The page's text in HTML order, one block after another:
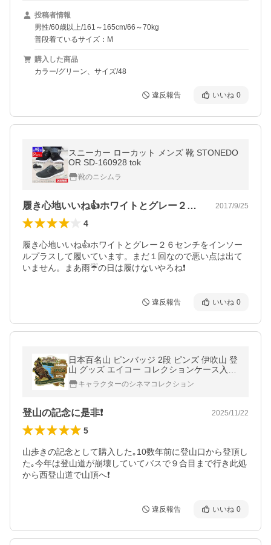
投稿者情報
男性/60歳以上/161～165cm/66～70kg
普段着ているサイズ：M
購入した商品
カラー/グリーン、サイズ/48
違反報告 いいね 0
スニーカー ローカット メンズ 靴 STONEDO
OR SD-160928 tok
靴のニシムラ
履き心地いいね👍ホワイトとグレー２６セ… 2017/9/25
4
履き心地いいね👍ホワイトとグレー２６センチをインソー
ルプラスして履いています。まだ１回なので悪い点は出て
いません。まあ雨☔の日は履けないやろね❗
違反報告 いいね 0
日本百名山 ピンバッジ 2段 ピンズ 伊吹山 登
山 グッズ エイコー コレクションケース入り
トレッキング プレゼント 男の子 女の子 バレ
ンタ 爆買
キャラクターのシネマコレクション
登山の記念に是非❗️ 2025/11/22
5
山歩きの記念として購入した｡10数年前に登山口から登頂し
た｡今年は登山道が崩壊していてバスで９合目まで行き此処
から西登山道で山頂へ❗️
違反報告 いいね 0